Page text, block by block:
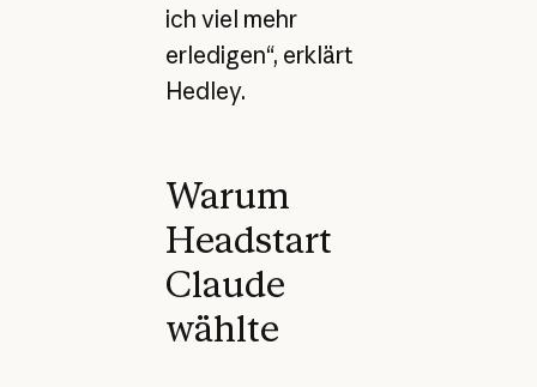
ich viel mehr
erledigen“, erklärt
Hedley.
Warum
Headstart
Claude
wählte